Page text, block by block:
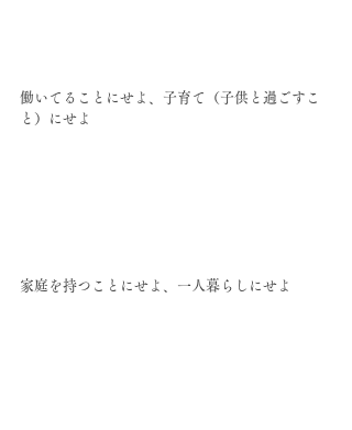
働いてることにせよ、子育て（子供と過ごすこ
と）にせよ
家庭を持つことにせよ、一人暮らしにせよ